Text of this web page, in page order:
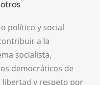
político y social
a la
socialista,
democráticos de
libertad y respeto por